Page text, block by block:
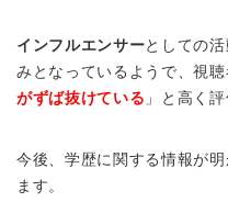
インフルエンサーとしての
みとなっているようで、視聴
がずば抜けている 」と高く
今後、学歴に関する情報が
ます。